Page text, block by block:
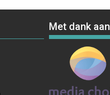
Met dank aan